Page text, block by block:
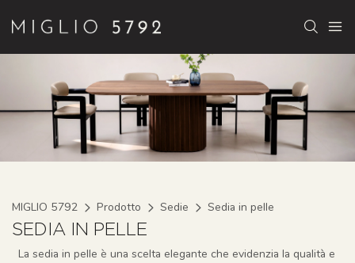
MIGLIO 5792 Prodotto Sedie Sedia in pelle
SEDIA IN PELLE
La sedia in pelle è una scelta elegante che evidenzia la qualità e